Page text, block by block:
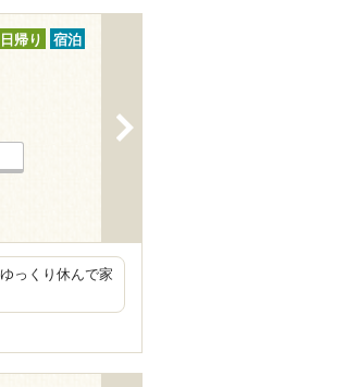
日帰り 宿泊
っくり休んで家